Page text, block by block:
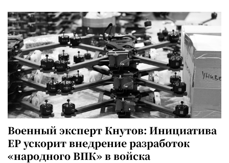
Военный эксперт Кнутов: Инициатива
ЕР ускорит внедрение разработок
«народного ВПК» в войска